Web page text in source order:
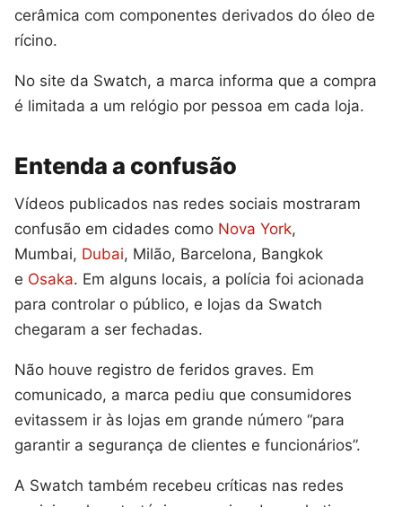
cerâmica com componentes derivados do óleo de
rícino.
No site da Swatch, a marca informa que a compra
é limitada a um relógio por pessoa em cada loja.
Entenda a confusão
Vídeos publicados nas redes sociais mostraram
confusão em cidades como Nova York,
Mumbai, Dubai, Milão, Barcelona, Bangkok
e Osaka. Em alguns locais, a polícia foi acionada
para controlar o público, e lojas da Swatch
chegaram a ser fechadas.
Não houve registro de feridos graves. Em
comunicado, a marca pediu que consumidores
evitassem ir às lojas em grande número “para
garantir a segurança de clientes e funcionários”.
A Swatch também recebeu críticas nas redes